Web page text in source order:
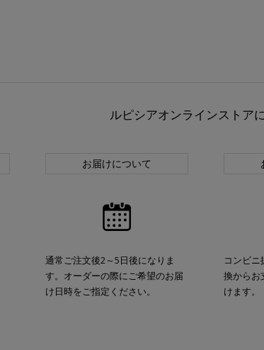
ルピシアオンラインストア
お届けについて
通常ご注文後2～5日後になりま
す。オーダーの際にご希望のお届
け日時をご指定ください。
コンビニ
換からお
けます。